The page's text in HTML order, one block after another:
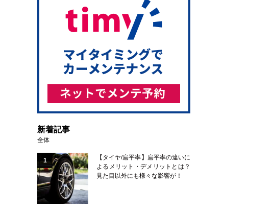
新着記事
全体
1
【タイヤ/扁平率】扁平率の違いに
よるメリット・デメリットとは？
見た目以外にも様々な影響が！